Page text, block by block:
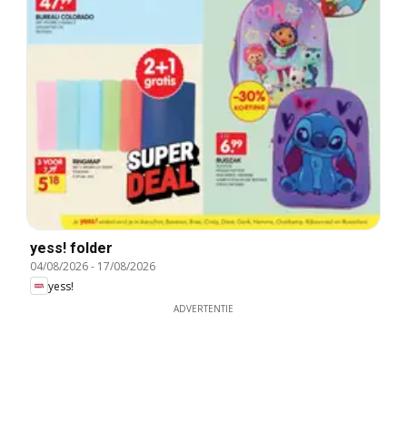
yess! folder
04/08/2026- 17/08/2026
yess!
ADVERTENTIE